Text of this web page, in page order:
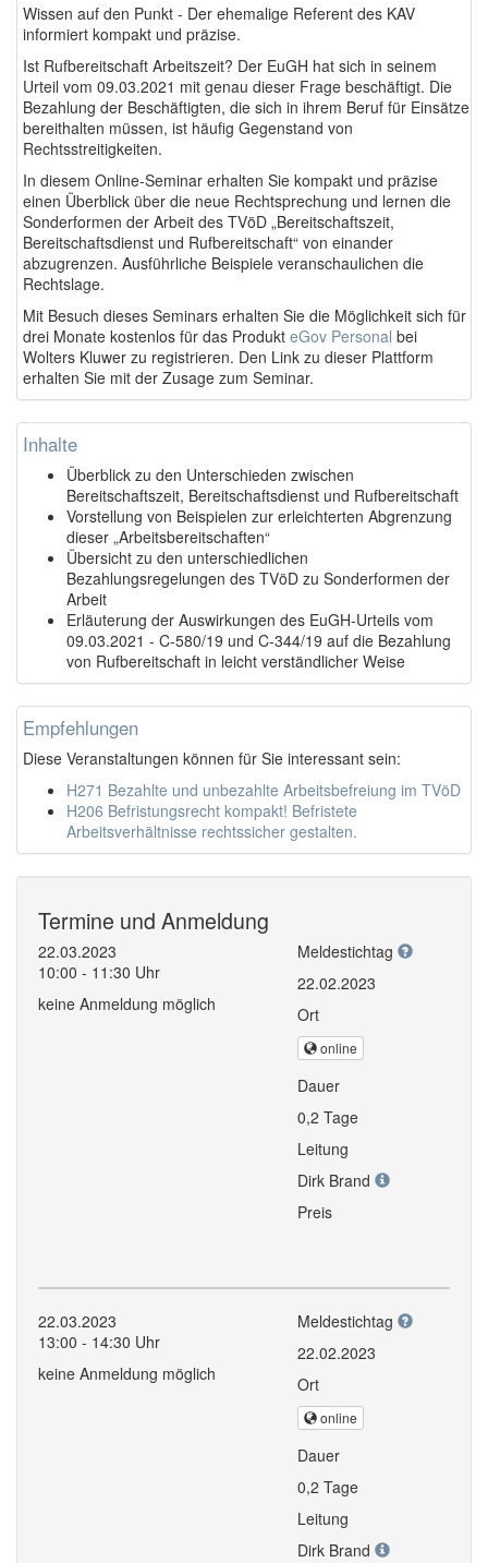
Wissen auf den Punkt - Der ehemalige Referent des KAV
informiert kompakt und präzise.
Ist Rufbereitschaft Arbeitszeit? Der EuGH hat sich in seinem
Urteil vom 09.03.2021 mit genau dieser Frage beschäftigt. Die
Bezahlung der Beschäftigten, die sich in ihrem Beruf für Einsätze
bereithalten müssen, ist häufig Gegenstand von
Rechtsstreitigkeiten.
In diesem Online-Seminar erhalten Sie kompakt und präzise
einen Überblick über die neue Rechtsprechung und lernen die
Sonderformen der Arbeit des TVöD „Bereitschaftszeit,
Bereitschaftsdienst und Rufbereitschaft“ von einander
abzugrenzen. Ausführliche Beispiele veranschaulichen die
Rechtslage.
Mit Besuch dieses Seminars erhalten Sie die Möglichkeit sich für
drei Monate kostenlos für das Produkt eGov Personal bei
Wolters Kluwer zu registrieren. Den Link zu dieser Plattform
erhalten Sie mit der Zusage zum Seminar.
Inhalte
Überblick zu den Unterschieden zwischen
Bereitschaftszeit, Bereitschaftsdienst und Rufbereitschaft
Vorstellung von Beispielen zur erleichterten Abgrenzung
dieser „Arbeitsbereitschaften“
Übersicht zu den unterschiedlichen
Bezahlungsregelungen des TVöD zu Sonderformen der
Arbeit
Erläuterung der Auswirkungen des EuGH-Urteils vom
09.03.2021 - C-580/19 und C-344/19 auf die Bezahlung
von Rufbereitschaft in leicht verständlicher Weise
Empfehlungen
Diese Veranstaltungen können für Sie interessant sein:
H271 Bezahlte und unbezahlte Arbeitsbefreiung im TVöD
H206 Befristungsrecht kompakt! Befristete
Arbeitsverhältnisse rechtssicher gestalten.
Termine und Anmeldung
22.03.2023
10:00 - 11:30 Uhr
keine Anmeldung möglich
Meldestichtag
22.02.2023
Ort
online
Dauer
0,2 Tage
Leitung
Dirk Brand
Preis
22.03.2023
13:00 - 14:30 Uhr
keine Anmeldung möglich
Meldestichtag
22.02.2023
Ort
online
Dauer
0,2 Tage
Leitung
Dirk Brand